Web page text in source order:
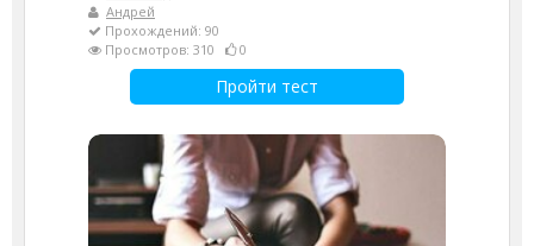
Андрей
Прохождений: 90
Просмотров: 310
0
Пройти тест